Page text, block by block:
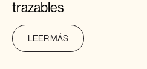
trazables
LEER MÁS